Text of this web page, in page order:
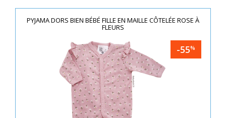
PYJAMA DORS BIEN BÉBÉ FILLE EN MAILLE CÔTELÉE ROSE À
FLEURS
-55%